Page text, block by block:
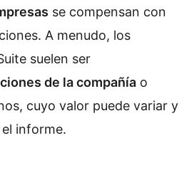
se compensan con
A menudo, los
suelen ser
de la compañía o
cuyo valor puede variar y
informe.